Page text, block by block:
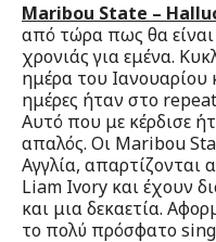
Maribou State –
από τώρα πως θα
χρονιάς για εμένα.
ημέρα του Ιανουαρίου
ημέρες ήταν στο
Αυτό που με κέρδισε
απαλός. Οι Maribou
Αγγλία, απαρτίζονται
Liam Ivory και έχουν
και μια δεκαετία.
το πολύ πρόσφατο